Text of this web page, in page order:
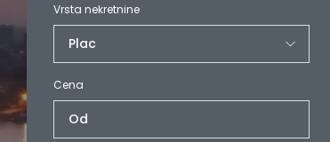
Vrsta nekretnine
Cena